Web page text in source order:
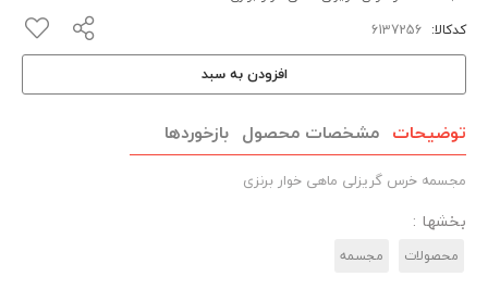
کدکالا:
افزودن به سبد
توضیحات مشخصات محصول بازخوردها
مجسمه خرس گریزلی ماهی خوار برنزی
بخشها :
محصولات مجسمه‌